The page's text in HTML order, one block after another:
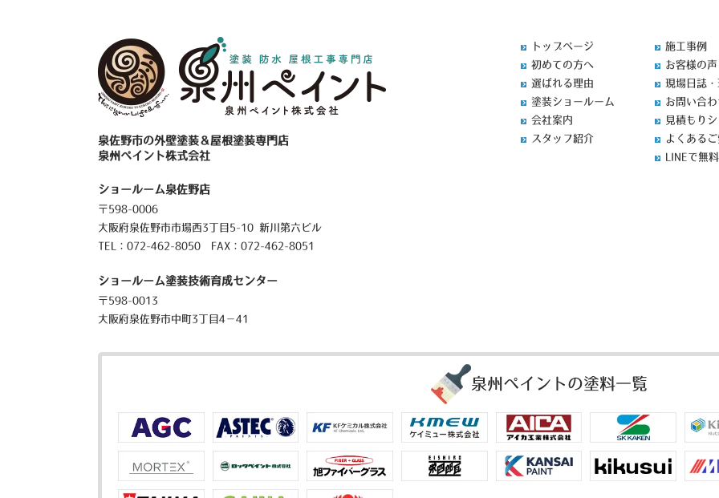
泉佐野市の外壁塗装＆屋根塗装専門店
泉州ペイント株式会社
ショールーム泉佐野店
〒598-0006
大阪府泉佐野市市場西3丁目5-10 新川第六ビル
TEL： 072-462-8050 FAX：072-462-8051
ショールーム塗装技術育成センター
〒598-0013
大阪府泉佐野市中町3丁目4－41
トップページ
初めての方へ
選ばれる理由
塗装ショールーム
会社案内
スタッフ紹介
施工事例
お客様の声
現場日誌
お問い合
見積もり
よくある
LINEで無
泉州ペイントの塗料一覧